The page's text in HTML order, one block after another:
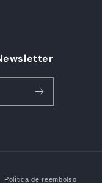
Política de reembolso